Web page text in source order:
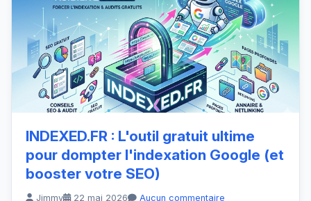
INDEXED.FR : L'outil gratuit ultime
pour dompter l'indexation Google (et
booster votre SEO)
Jimmy 22 mai 2026 Aucun commentaire